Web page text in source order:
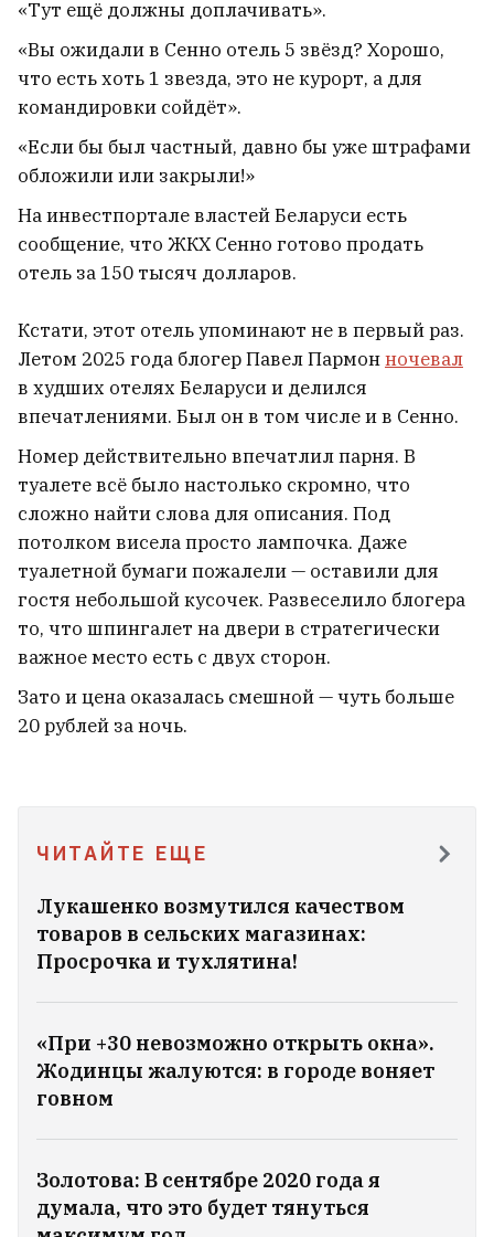
«Тут ещё должны доплачивать».
«Вы ожидали в Сенно отель 5 звёзд? Хорошо,
что есть хоть 1 звезда, это не курорт, а для
командировки сойдёт».
«Если бы был частный, давно бы уже штрафами
обложили или закрыли!»
На инвестпортале властей Беларуси есть
сообщение, что ЖКХ Сенно готово продать
отель за 150 тысяч долларов.
Кстати, этот отель упоминают не в первый раз.
Летом 2025 года блогер Павел Пармонночевал
в худших отелях Беларуси и делился
впечатлениями. Был он в том числе и в Сенно.
Номер действительно впечатлил парня. В
туалете всё было настолько скромно, что
сложно найти слова для описания. Под
потолком висела просто лампочка. Даже
туалетной бумаги пожалели — оставили для
гостя небольшой кусочек. Развеселило блогера
то, что шпингалет на двери в стратегически
важное место есть с двух сторон.
Зато и цена оказалась смешной — чуть больше
20 рублей за ночь.
ЧИТАЙТЕ ЕЩЕ
Лукашенко возмутился качеством
товаров в сельских магазинах:
Просрочка и тухлятина!
«При +30 невозможно открыть окна».
Жодинцы жалуются: в городе воняет
говном
Золотова: В сентябре 2020 года я
думала, что это будет тянуться
В Мозыре из окна девятого этажа выпал
годовалый ребенок
Андрусь Бездар, который вышел из
СИЗО, рассказал, как его дело сейчас и
что будет дальше
«Об этот трамплин можно убиваться
каждый день». Известный тренер погиб
на велотренировке из-за неожиданного
препятствия
7
Сын депортированного солдата армии
парке Янки Купалы прочла
стихотворение белорусского
классика